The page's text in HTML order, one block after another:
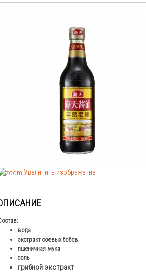
Увеличить изображение
вода
экстракт соевых бобов
пшеничная мука
соль
грибной экстракт